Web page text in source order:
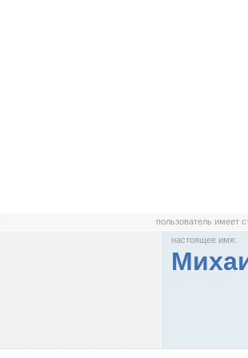
пользователь имеет
настоящее имя: